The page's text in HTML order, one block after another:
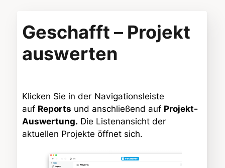
Geschafft – Projekt
auswerten
Klicken Sie in der Navigationsleiste
auf Reports und anschließend auf Projekt-
Auswertung. Die Listenansicht der
aktuellen Projekte öffnet sich.